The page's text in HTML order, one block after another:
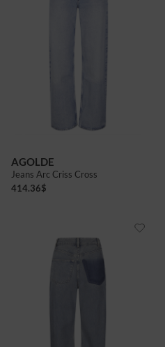
AGOLDE
Jeans Arc Criss Cross
414.36$